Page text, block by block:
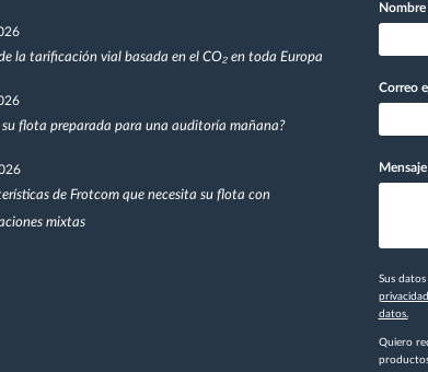
la tarificación vial basada en el CO₂ en toda Europa
su flota preparada para una auditoría mañana?
de Frotcom que necesita su flota con
mixtas
Nombre
Correo
Mensaje
Sus
privacidad
datos.
Quiero